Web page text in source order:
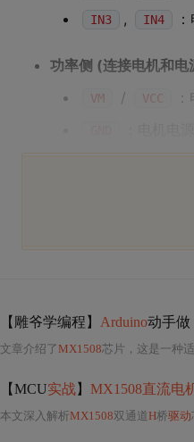
IN3 , IN4
功率侧 (连接电机和电
VM / VCC
【雕爷学编程】 Arduino动手做
文章介绍了MX1508芯片，这是一种
【MCU实战】 MX1508直流电
本文深入解析MX1508双通道H桥驱动